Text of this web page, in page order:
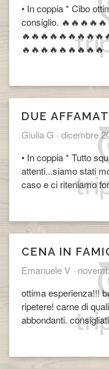
• In coppia * Cibo
consiglio.
🔥🔥🔥🔥🔥🔥🔥🔥🔥
​DUE
Giulia G · dicembre
• In coppia * Tutto
attenti...siamo stati
caso e ci riteniamo
​CENA IN
Emanuele V ·
ottima esperienza!!!
ripetere! carne di
abbondanti.